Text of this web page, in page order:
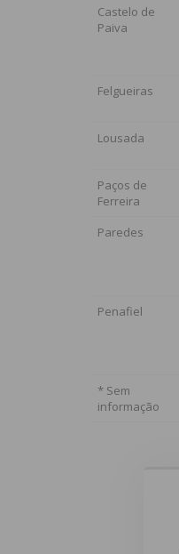
Castelo de
Paiva
Felgueiras
Lousada
Paços de
Ferreira
Paredes
Penafiel
* Sem
informação